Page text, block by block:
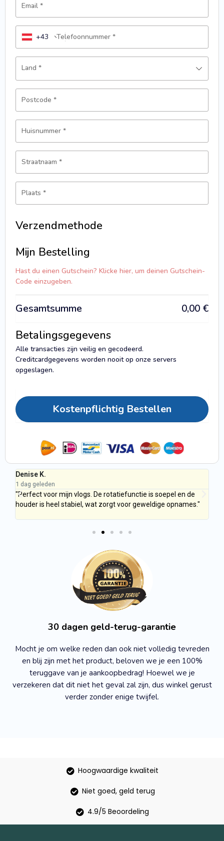
Email *
Telefoonnummer *
+43
Land *
Postcode *
Huisnummer *
Straatnaam *
Plaats *
Verzendmethode
Mijn Bestelling
Hast du einen Gutschein? Klicke hier, um deinen Gutschein-
Code einzugeben.
Gesamtsumme 0,00 €
Betalingsgegevens
Alle transacties zijn veilig en gecodeerd.
Creditcardgegevens worden nooit op onze servers
opgeslagen.
Kostenpflichtig Bestellen
Denise K.
1 dag geleden
"Perfect voor mijn vlogs. De rotatiefunctie is soepel en de
houder is heel stabiel, wat zorgt voor geweldige opnames."
30 dagen geld-terug-garantie
Mocht je om welke reden dan ook niet volledig tevreden
en blij zijn met het product, beloven we je een 100%
teruggave van je aankoopbedrag! Hoewel we je
verzekeren dat dit niet het geval zal zijn, dus winkel gerust
verder zonder enige twijfel.
Hoogwaardige kwaliteit
Niet goed, geld terug
4.9/5 Beoordeling